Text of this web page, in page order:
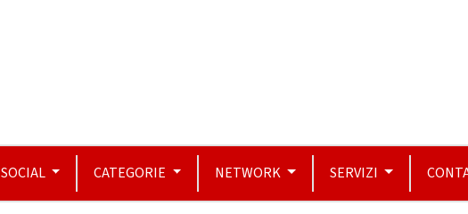
SOCIAL CATEGORIE NETWORK SERVIZI